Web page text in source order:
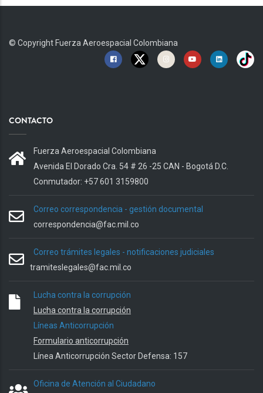
© Copyright Fuerza Aeroespacial Colombiana
CONTACTO
Fuerza Aeroespacial Colombiana
Avenida El Dorado Cra. 54 # 26 -25 CAN - Bogotá D.C.
Conmutador: +57 601 3159800
Correo correspondencia - gestión documental
correspondencia@fac.mil.co
Correo trámites legales - notificaciones judiciales
tramiteslegales@fac.mil.co
Lucha contra la corrupción
Lucha contra la corrupción
Líneas Anticorrupción
Formulario anticorrupción
Línea Anticorrupción Sector Defensa: 157
Oficina de Atención al Ciudadano